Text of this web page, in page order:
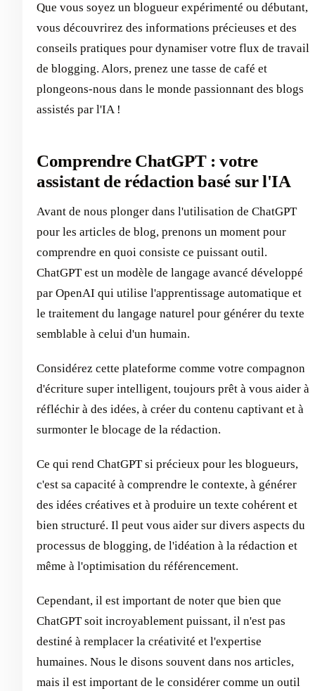
Que vous soyez un blogueur expérimenté ou débutant,
vous découvrirez des informations précieuses et des
conseils pratiques pour dynamiser votre flux de travail
de blogging. Alors, prenez une tasse de café et
plongeons-nous dans le monde passionnant des blogs
assistés par l'IA !
Comprendre ChatGPT : votre
assistant de rédaction basé sur l'IA
Avant de nous plonger dans l'utilisation de ChatGPT
pour les articles de blog, prenons un moment pour
comprendre en quoi consiste ce puissant outil.
ChatGPT est un modèle de langage avancé développé
par OpenAI qui utilise l'apprentissage automatique et
le traitement du langage naturel pour générer du texte
semblable à celui d'un humain.
Considérez cette plateforme comme votre compagnon
d'écriture super intelligent, toujours prêt à vous aider à
réfléchir à des idées, à créer du contenu captivant et à
surmonter le blocage de la rédaction.
Ce qui rend ChatGPT si précieux pour les blogueurs,
c'est sa capacité à comprendre le contexte, à générer
des idées créatives et à produire un texte cohérent et
bien structuré. Il peut vous aider sur divers aspects du
processus de blogging, de l'idéation à la rédaction et
même à l'optimisation du référencement.
Cependant, il est important de noter que bien que
ChatGPT soit incroyablement puissant, il n'est pas
destiné à remplacer la créativité et l'expertise
humaines. Nous le disons souvent dans nos articles,
mais il est important de le considérer comme un outil